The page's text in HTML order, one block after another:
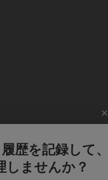
歴を記録して、
しませんか？